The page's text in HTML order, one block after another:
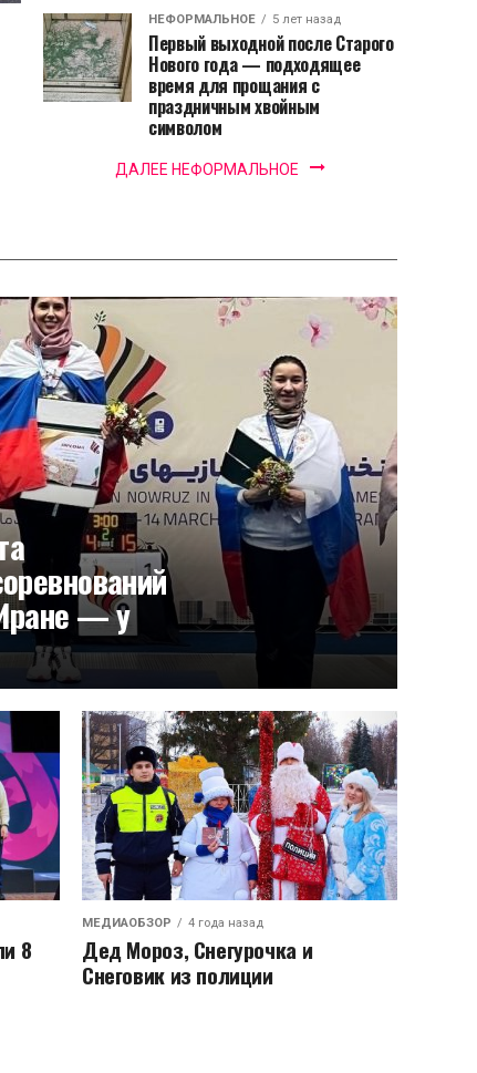
НЕФОРМАЛЬНОЕ 5 лет назад
Первый выходной после Старого
Нового года — подходящее
время для прощания с
праздничным хвойным
символом
ДАЛЕЕ НЕФОРМАЛЬНОЕ
— у
8
МЕДИАОБЗОР 4 года назад
Дед Мороз, Снегурочка и
Снеговик из полиции